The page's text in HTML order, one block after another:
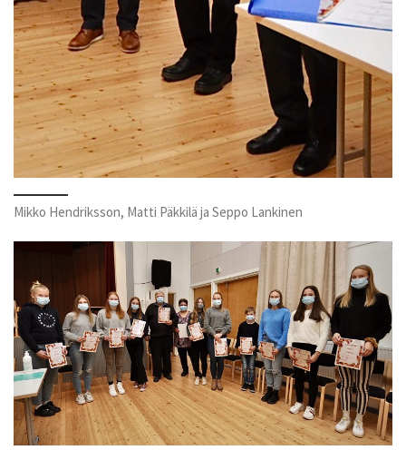
Mikko Hendriksson, Matti Päkkilä ja Seppo Lankinen